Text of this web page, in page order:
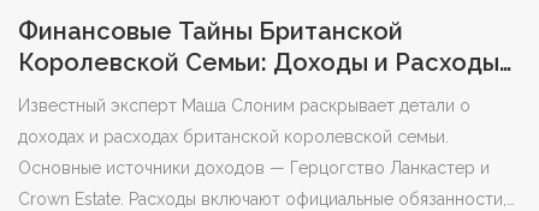
Финансовые Тайны Британской
Королевской Семьи: Доходы и Расходы
по Версии Маши Слоним
Известный эксперт Маша Слоним раскрывает детали о
доходах и расходах британской королевской семьи.
Основные источники доходов — Герцогство Ланкастер и
Crown Estate. Расходы включают официальные обязанности,